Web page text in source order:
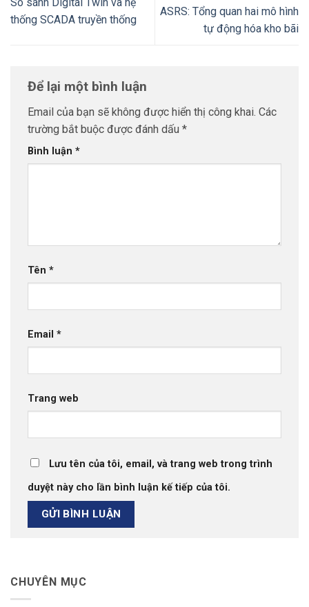
thống SCADA truyền thống
ASRS: Tổng quan hai mô hình
tự động hóa kho bãi
Để lại một bình luận
Email của bạn sẽ không được hiển thị công khai. Các
trường bắt buộc được đánh dấu *
Bình luận *
Tên *
Email *
Trang web
Lưu tên của tôi, email, và trang web trong trình
duyệt này cho lần bình luận kế tiếp của tôi.
CHUYÊN MỤC